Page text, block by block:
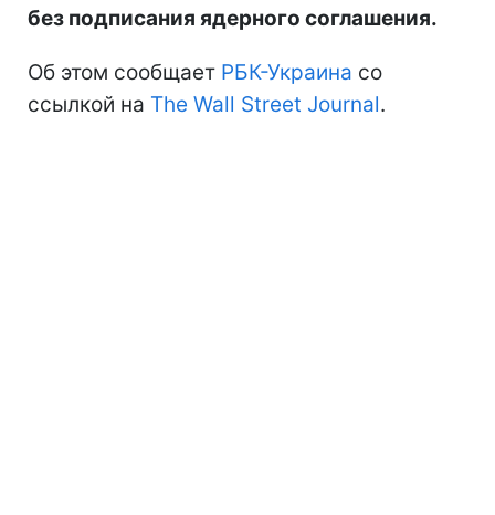
без подписания ядерного соглашения.
Об этом сообщает РБК-Украина со
ссылкой на The Wall Street Journal.